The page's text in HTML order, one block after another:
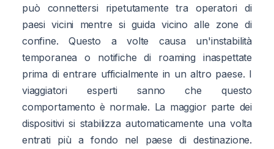
può connettersi ripetutamente tra operatori di
paesi vicini mentre si guida vicino alle zone di
confine. Questo a volte causa un'instabilità
temporanea o notifiche di roaming inaspettate
prima di entrare ufficialmente in un altro paese. I
viaggiatori esperti sanno che questo
comportamento è normale. La maggior parte dei
dispositivi si stabilizza automaticamente una volta
entrati più a fondo nel paese di destinazione.